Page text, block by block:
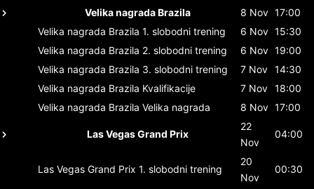
Velika nagrada Brazila 8 Nov 17:00
Velika nagrada Brazila 1. slobodni trening 6 Nov 15:30
Velika nagrada Brazila 2. slobodni trening 6 Nov 19:00
Velika nagrada Brazila 3. slobodni trening 7 Nov 14:30
Velika nagrada Brazila Kvalifikacije 7 Nov 18:00
Velika nagrada Brazila Velika nagrada 8 Nov 17:00
Las Vegas Grand Prix
22
Nov
04:00
Las Vegas Grand Prix 1. slobodni trening
20
Nov
00:30